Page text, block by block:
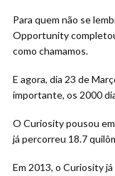
Para quem não se
Opportunity
como chamamos.
E agora, dia 23 de
importante, os 2000
O Curiosity pousou
já percorreu 18.7
Em 2013, o Curiosity